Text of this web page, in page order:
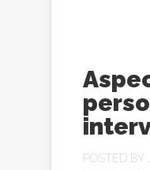
POSTED BY